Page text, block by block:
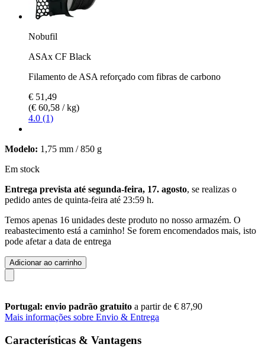
Nobufil
ASAx CF Black
Filamento de ASA reforçado com fibras de carbono
€ 51,49
(€ 60,58 / kg)
4.0 (1)
Modelo: 1,75 mm / 850 g
Em stock
Entrega prevista até segunda-feira, 17. agosto, se realizas o
pedido antes de quinta-feira até 23:59 h.
Temos apenas 16 unidades deste produto no nosso armazém. O
reabastecimento está a caminho! Se forem encomendados mais, isto
pode afetar a data de entrega
Adicionar ao carrinho
Portugal: envio padrão gratuito a partir de € 87,90
Mais informações sobre Envio & Entrega
Características & Vantagens